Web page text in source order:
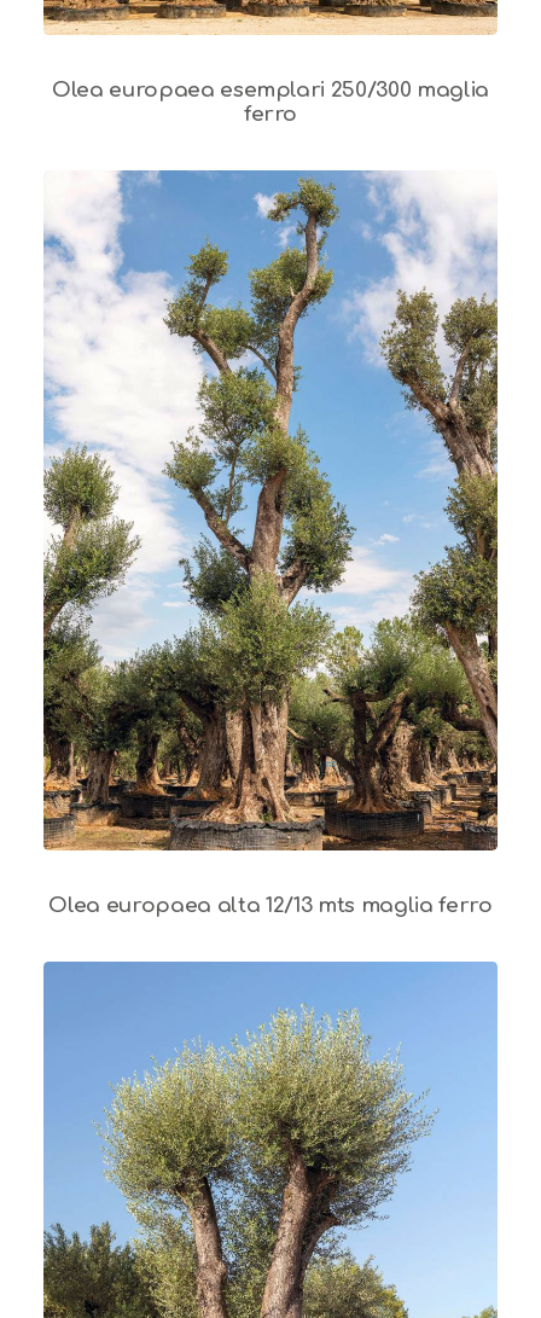
Olea europaea esemplari 250/300 maglia
ferro
Olea europaea alta 12/13 mts maglia ferro